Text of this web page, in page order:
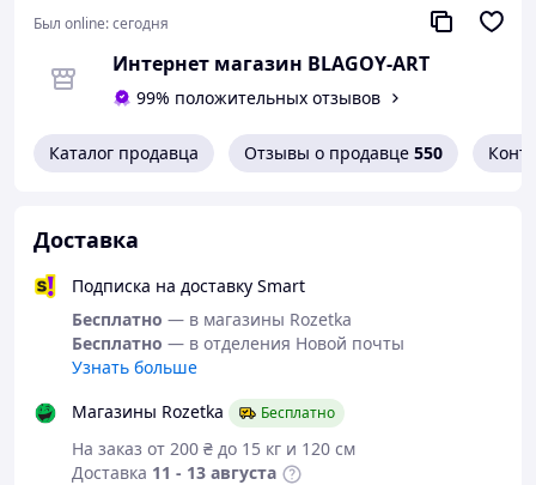
Был online:сегодня
Интернет магазин BLAGOY-ART
99% положительных отзывов
Каталог продавца Отзывы о продавце 550
Доставка
Подписка на доставку Smart
Бесплатно — в магазины Rozetka
Бесплатно — в отделения Новой почты
Узнать больше
Магазины Rozetka
Бесплатно
На заказ от 200 ₴ до 15 кг и 120 см
Доставка 11 - 13 августа